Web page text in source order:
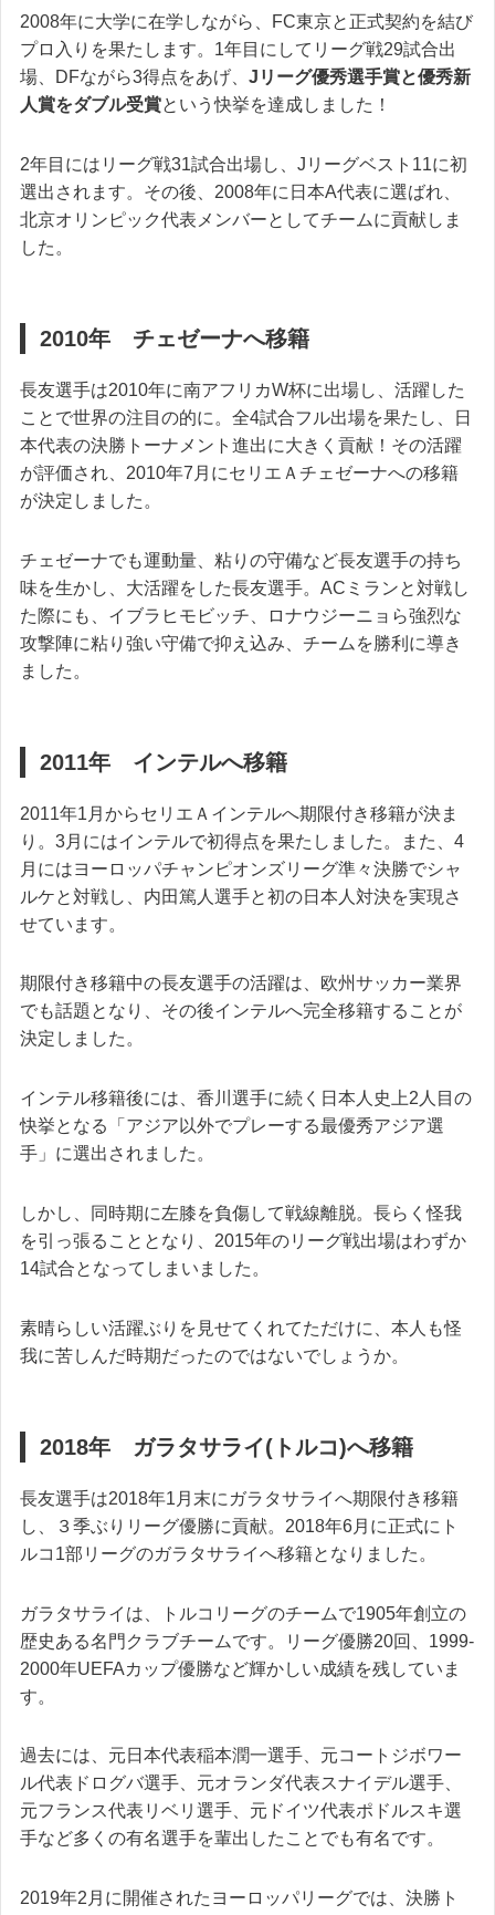
2008年に大学に在学しながら、FC東京と正式契約を結び
プロ入りを果たします。1年目にしてリーグ戦29試合出
場、DFながら3得点をあげ、 Jリーグ優秀選手賞と優秀新
人賞をダブル受賞という快挙を達成しました！
2年目にはリーグ戦31試合出場し、Jリーグベスト11に初
選出されます。その後、2008年に日本A代表に選ばれ、
北京オリンピック代表メンバーとしてチームに貢献しま
した。
2010年 チェゼーナへ移籍
長友選手は2010年に南アフリカW杯に出場し、活躍した
ことで世界の注目の的に。全4試合フル出場を果たし、日
本代表の決勝トーナメント進出に大きく貢献！その活躍
が評価され、2010年7月にセリエＡチェゼーナへの移籍
が決定しました。
チェゼーナでも運動量、粘りの守備など長友選手の持ち
味を生かし、大活躍をした長友選手。ACミランと対戦し
た際にも、イブラヒモビッチ、ロナウジーニョら強烈な
攻撃陣に粘り強い守備で抑え込み、チームを勝利に導き
ました。
2011年 インテルへ移籍
2011年1月からセリエＡインテルへ期限付き移籍が決ま
り。3月にはインテルで初得点を果たしました。また、4
月にはヨーロッパチャンピオンズリーグ準々決勝でシャ
ルケと対戦し、内田篤人選手と初の日本人対決を実現さ
せています。
期限付き移籍中の長友選手の活躍は、欧州サッカー業界
でも話題となり、その後インテルへ完全移籍することが
決定しました。
インテル移籍後には、香川選手に続く日本人史上2人目の
快挙となる「アジア以外でプレーする最優秀アジア選
手」に選出されました。
しかし、同時期に左膝を負傷して戦線離脱。長らく怪我
を引っ張ることとなり、2015年のリーグ戦出場はわずか
14試合となってしまいました。
素晴らしい活躍ぶりを見せてくれてただけに、本人も怪
我に苦しんだ時期だったのではないでしょうか。
2018年 ガラタサライ(トルコ)へ移籍
長友選手は2018年1月末にガラタサライへ期限付き移籍
し、３季ぶりリーグ優勝に貢献。2018年6月に正式にト
ルコ1部リーグのガラタサライへ移籍となりました。
ガラタサライは、トルコリーグのチームで1905年創立の
歴史ある名門クラブチームです。リーグ優勝20回、1999-
2000年UEFAカップ優勝など輝かしい成績を残していま
す。
過去には、元日本代表稲本潤一選手、元コートジボワー
ル代表ドログバ選手、元オランダ代表スナイデル選手、
元フランス代表リベリ選手、元ドイツ代表ポドルスキ選
手など多くの有名選手を輩出したことでも有名です。
2019年2月に開催されたヨーロッパリーグでは、決勝ト